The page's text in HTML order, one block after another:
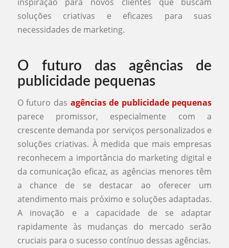
soluções criativas e eficazes para suas
necessidades de marketing.
O futuro das agências de
publicidade pequenas
O futuro das agências de publicidade pequenas
parece promissor, especialmente com a
crescente demanda por serviços personalizados e
soluções criativas. À medida que mais empresas
reconhecem a importância do marketing digital e
da comunicação eficaz, as agências menores têm
a chance de se destacar ao oferecer um
atendimento mais próximo e soluções adaptadas.
A inovação e a capacidade de se adaptar
rapidamente às mudanças do mercado serão
cruciais para o sucesso contínuo dessas agências.